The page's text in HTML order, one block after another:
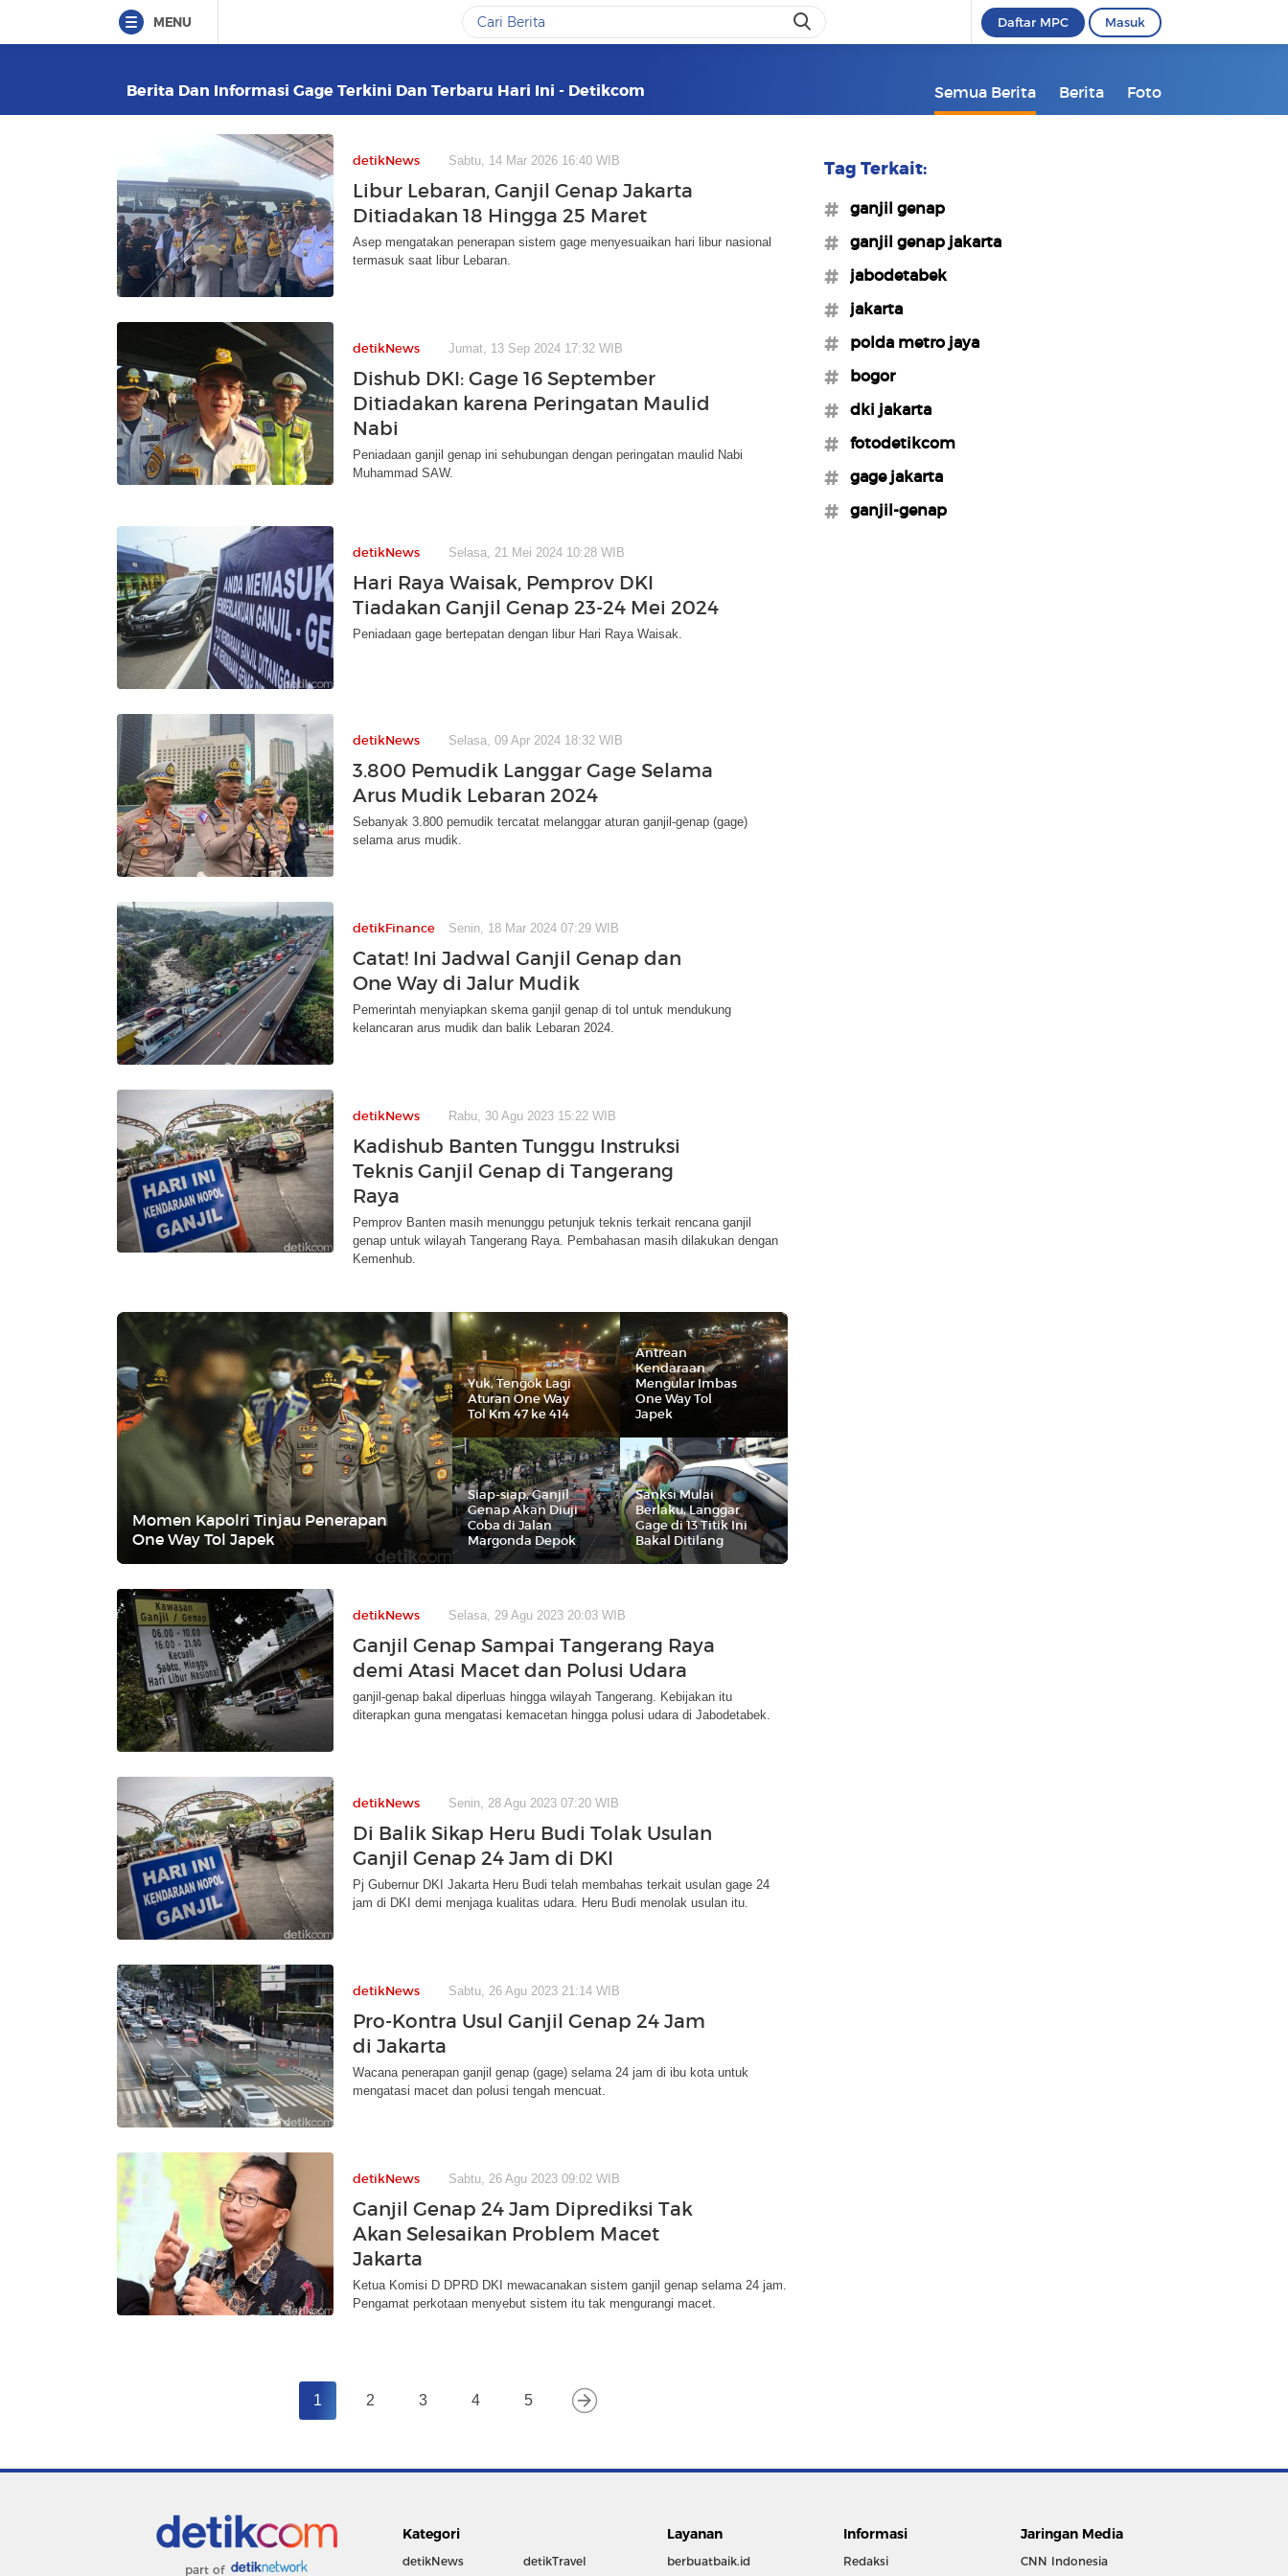
MENU Daftar MPC Masuk
Berita Dan Informasi Gage Terkini Dan Terbaru Hari Ini - Detikcom Semua Berita Berita Foto
detikNews Sabtu, 14 Mar 2026 16:40 WIB
Libur Lebaran, Ganjil Genap Jakarta
Ditiadakan 18 Hingga 25 Maret
Asep mengatakan penerapan sistem gage menyesuaikan hari libur nasional
termasuk saat libur Lebaran.
detikNews Jumat, 13 Sep 2024 17:32 WIB
Dishub DKI: Gage 16 September
Ditiadakan karena Peringatan Maulid
Nabi
Peniadaan ganjil genap ini sehubungan dengan peringatan maulid Nabi
Muhammad SAW.
detikNews Selasa, 21 Mei 2024 10:28 WIB
Hari Raya Waisak, Pemprov DKI
Tiadakan Ganjil Genap 23-24 Mei 2024
Peniadaan gage bertepatan dengan libur Hari Raya Waisak.
detikNews Selasa, 09 Apr 2024 18:32 WIB
3.800 Pemudik Langgar Gage Selama
Arus Mudik Lebaran 2024
Sebanyak 3.800 pemudik tercatat melanggar aturan ganjil-genap (gage)
selama arus mudik.
detikFinance Senin, 18 Mar 2024 07:29 WIB
Catat! Ini Jadwal Ganjil Genap dan
One Way di Jalur Mudik
Pemerintah menyiapkan skema ganjil genap di tol untuk mendukung
kelancaran arus mudik dan balik Lebaran 2024.
detikNews Rabu, 30 Agu 2023 15:22 WIB
Kadishub Banten Tunggu Instruksi
Teknis Ganjil Genap di Tangerang
Raya
Pemprov Banten masih menunggu petunjuk teknis terkait rencana ganjil
genap untuk wilayah Tangerang Raya. Pembahasan masih dilakukan dengan
Kemenhub.
Momen Kapolri Tinjau Penerapan
One Way Tol Japek
Yuk, Tengok Lagi
Aturan One Way
Tol Km 47 ke 414
Antrean
Kendaraan
Mengular Imbas
One Way Tol
Japek
Siap-siap, Ganjil
Genap Akan Diuji
Coba di Jalan
Margonda Depok
Sanksi Mulai
Berlaku, Langgar
Gage di 13 Titik Ini
Bakal Ditilang
detikNews Selasa, 29 Agu 2023 20:03 WIB
Ganjil Genap Sampai Tangerang Raya
demi Atasi Macet dan Polusi Udara
ganjil-genap bakal diperluas hingga wilayah Tangerang. Kebijakan itu
diterapkan guna mengatasi kemacetan hingga polusi udara di Jabodetabek.
detikNews Senin, 28 Agu 2023 07:20 WIB
Di Balik Sikap Heru Budi Tolak Usulan
Ganjil Genap 24 Jam di DKI
Pj Gubernur DKI Jakarta Heru Budi telah membahas terkait usulan gage 24
jam di DKI demi menjaga kualitas udara. Heru Budi menolak usulan itu.
detikNews Sabtu, 26 Agu 2023 21:14 WIB
Pro-Kontra Usul Ganjil Genap 24 Jam
di Jakarta
Wacana penerapan ganjil genap (gage) selama 24 jam di ibu kota untuk
mengatasi macet dan polusi tengah mencuat.
detikNews Sabtu, 26 Agu 2023 09:02 WIB
Ganjil Genap 24 Jam Diprediksi Tak
Akan Selesaikan Problem Macet
Jakarta
Ketua Komisi D DPRD DKI mewacanakan sistem ganjil genap selama 24 jam.
Pengamat perkotaan menyebut sistem itu tak mengurangi macet.
1 2 3 4 5
Tag Terkait:
#ganjil genap
#ganjil genap jakarta
#jabodetabek
#jakarta
#polda metro jaya
#bogor
#dki jakarta
#fotodetikcom
#gage jakarta
#ganjil-genap
part of
Kategori
detikNews detikTravel
Layanan
berbuatbaik.id
Informasi
Redaksi
Jaringan Media
CNN Indonesia